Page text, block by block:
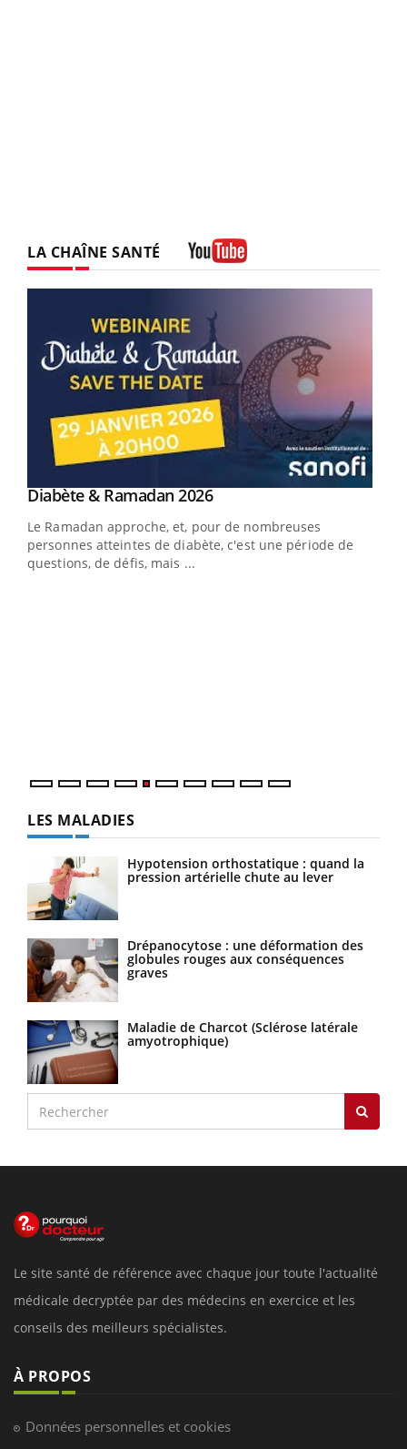
LA CHAÎNE SANTÉ
Youtube
Diabète & Ramadan 2026Youtube
Le Ramadan approche, et, pour de nombreuses
personnes atteintes de diabète, c'est une période de
questions, de défis, mais ...
Youtube
Un « jumeau numérique » pour faciliter l’accès
Un établissement lié à un groupe mutualiste innove en
matière de bilan de santé : l'utilisation d'un « jumeau
LES MALADIES
Hypotension orthostatique : quand la
pression artérielle chute au lever
Drépanocytose : une déformation des
globules rouges aux conséquences
graves
Maladie de Charcot (Sclérose latérale
amyotrophique)
Le site santé de référence avec chaque jour toute l'actualité
médicale decryptée par des médecins en exercice et les
conseils des meilleurs spécialistes.
À PROPOS
Données personnelles et cookies